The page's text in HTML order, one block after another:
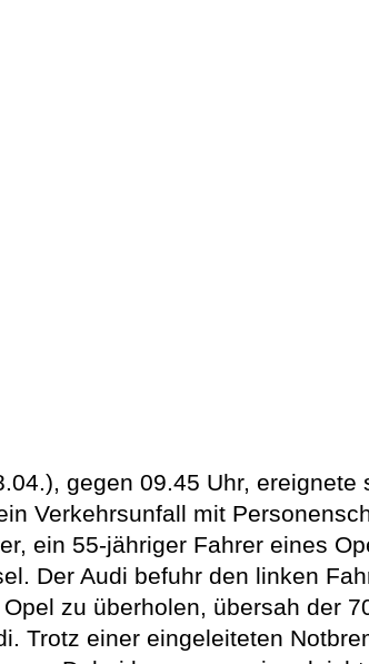
gegen 09.45 Uhr,
Verkehrsunfall mit
ein 55-jähriger Fahrer eines
Der Audi befuhr den linken
zu überholen, übersah der
Trotz einer eingeleiteten